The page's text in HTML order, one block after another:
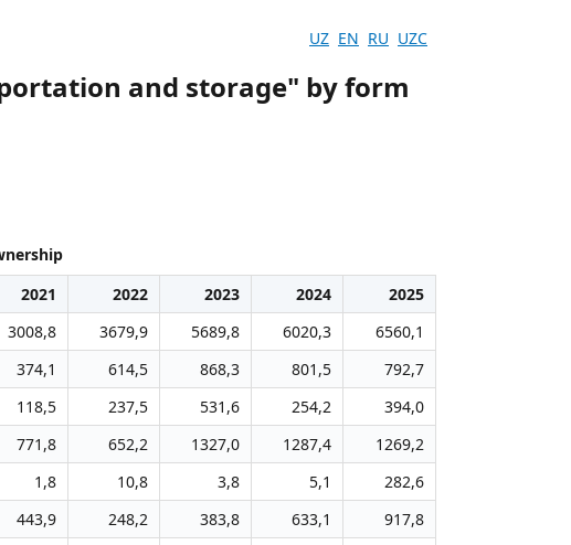
UZ EN RU UZC
and storage" by form
2021 2022 2023 2024
2025
3008,8 3679,9 5689,8 6020,3
6560,1
374,1 614,5 868,3 801,5
792,7
118,5 237,5 531,6 254,2
394,0
771,8 652,2 1327,0 1287,4
1269,2
1,8 10,8 3,8 5,1
282,6
443,9 248,2 383,8 633,1
917,8